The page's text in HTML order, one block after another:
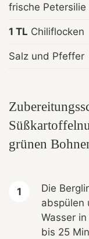
frische Petersilie
1 TL Chiliflocken
Salz und Pfeffer
grünen
Die
abspülen
Wasser
bis 25